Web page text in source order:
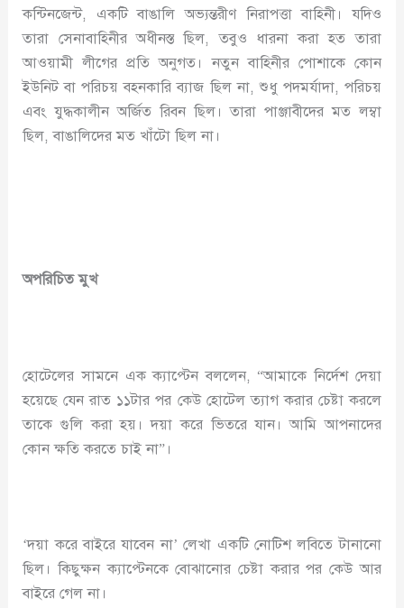
কন্টিনজেন্ট, একটি বাঙালি অভ্যন্তরীণ নিরাপত্তা বাহিনী। যদিও
তারা সেনাবাহিনীর অধীনস্ত ছিল, তবুও ধারনা করা হত তারা
আওয়ামী লীগের প্রতি অনুগত। নতুন বাহিনীর পোশাকে কোন
ইউনিট বা পরিচয় বহনকারি ব্যাজ ছিল না, শুধু পদমর্যাদা, পরিচয়
এবং যুদ্ধকালীন অর্জিত রিবন ছিল। তারা পাঞ্জাবীদের মত লম্বা
ছিল, বাঙালিদের মত খাঁটো ছিল না।
অপরিচিত মুখ
হোটেলের সামনে এক ক্যাপ্টেন বললেন, “আমাকে নির্দেশ দেয়া
হয়েছে যেন রাত ১১টার পর কেউ হোটেল ত্যাগ করার চেষ্টা করলে
তাকে গুলি করা হয়। দয়া করে ভিতরে যান। আমি আপনাদের
কোন ক্ষতি করতে চাই না”।
‘দয়া করে বাইরে যাবেন না’ লেখা একটি নোটিশ লবিতে টানানো
ছিল। কিছুক্ষন ক্যাপ্টেনকে বোঝানোর চেষ্টা করার পর কেউ আর
বাইরে গেল না।